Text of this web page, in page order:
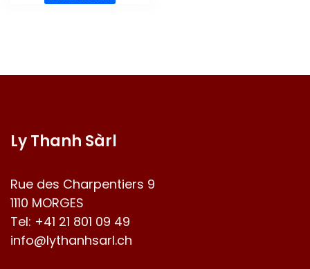
Ly Thanh Sàrl
Rue des Charpentiers 9
1110 MORGES
Tel: +41 21 801 09 49
info@lythanhsarl.ch